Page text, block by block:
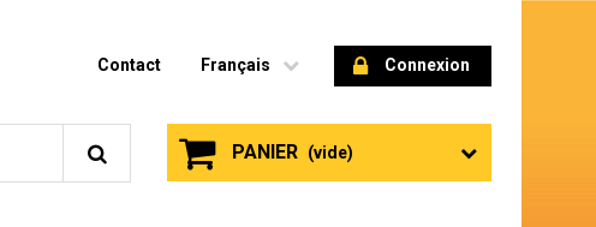
Connexion
Français
Contact
PANIER (vide)